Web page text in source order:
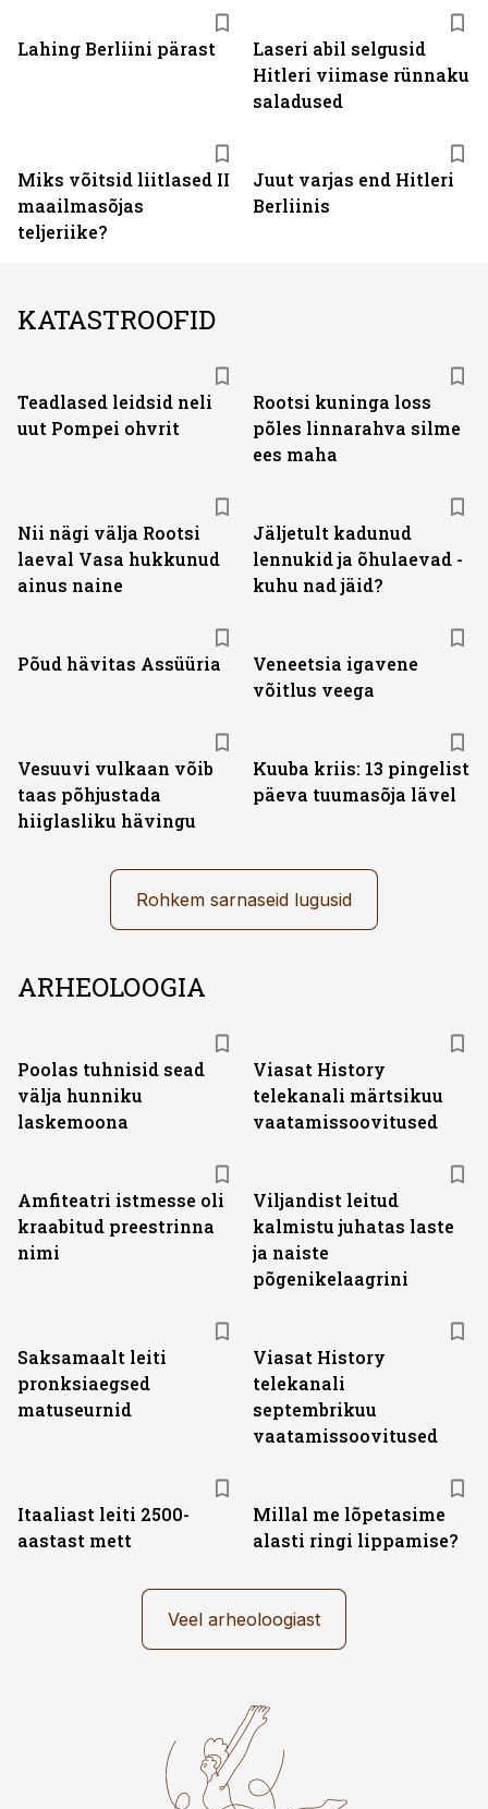
Lahing Berliini pärast
Laseri abil selgusid
Hitleri viimase rünnaku
saladused
Miks võitsid liitlased II
maailmasõjas
teljeriike?
Juut varjas end Hitleri
Berliinis
KATASTROOFID
Teadlased leidsid neli
uut Pompei ohvrit
Rootsi kuninga loss
põles linnarahva silme
ees maha
Nii nägi välja Rootsi
laeval Vasa hukkunud
ainus naine
Jäljetult kadunud
lennukid ja õhulaevad -
kuhu nad jäid?
Põud hävitas Assüüria
Veneetsia igavene
võitlus veega
Vesuuvi vulkaan võib
taas põhjustada
hiiglasliku hävingu
Kuuba kriis: 13 pingelist
päeva tuumasõja lävel
Rohkem sarnaseid lugusid
ARHEOLOOGIA
Poolas tuhnisid sead
välja hunniku
laskemoona
Viasat History
telekanali märtsikuu
vaatamissoovitused
Amfiteatri istmesse oli
kraabitud preestrinna
nimi
Viljandist leitud
kalmistu juhatas laste
ja naiste
põgenikelaagrini
Saksamaalt leiti
pronksiaegsed
matuseurnid
Viasat History
telekanali
septembrikuu
vaatamissoovitused
Itaaliast leiti 2500-
aastast mett
Millal me lõpetasime
alasti ringi lippamise?
Veel arheoloogiast